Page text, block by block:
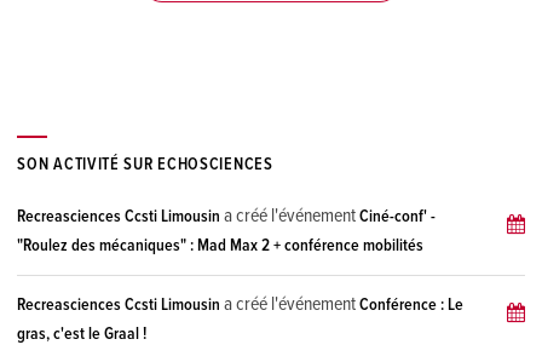
SON ACTIVITÉ SUR ECHOSCIENCES
Recreasciences Ccsti Limousin a créé l'événementCiné-conf' -
"Roulez des mécaniques" : Mad Max 2 + conférence mobilités
Recreasciences Ccsti Limousin a créé l'événementConférence : Le
gras, c'est le Graal !